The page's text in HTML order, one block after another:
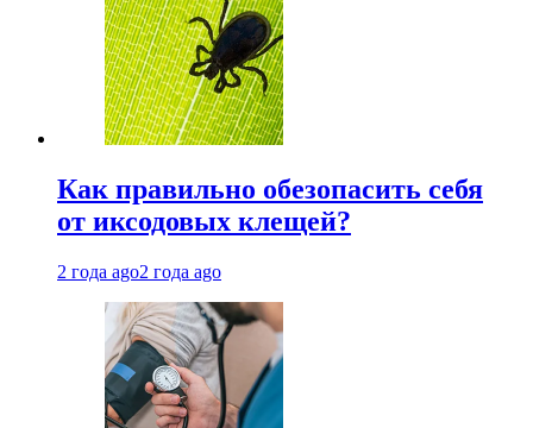
Как правильно обезопасить себя
от иксодовых клещей?
2 года ago2 года ago